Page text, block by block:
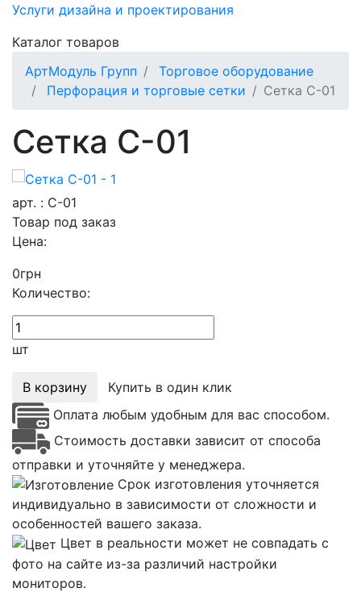
Услуги дизайна и проектирования
Каталог товаров
АртМодуль Групп
Торговое оборудование
Перфорация и торговые сетки
Сетка С-01
Сетка С-01
арт. : C-01
Товар под заказ
Цена:
0грн
Количество:
шт
В корзину
Купить в один клик
Оплата любым удобным для вас способом.
Стоимость доставки зависит от способа
отправки и уточняйте у менеджера.
Срок изготовления уточняется
индивидуально в зависимости от сложности и
особенностей вашего заказа.
Цвет в реальности может не совпадать с
фото на сайте из-за различий настройки
мониторов.